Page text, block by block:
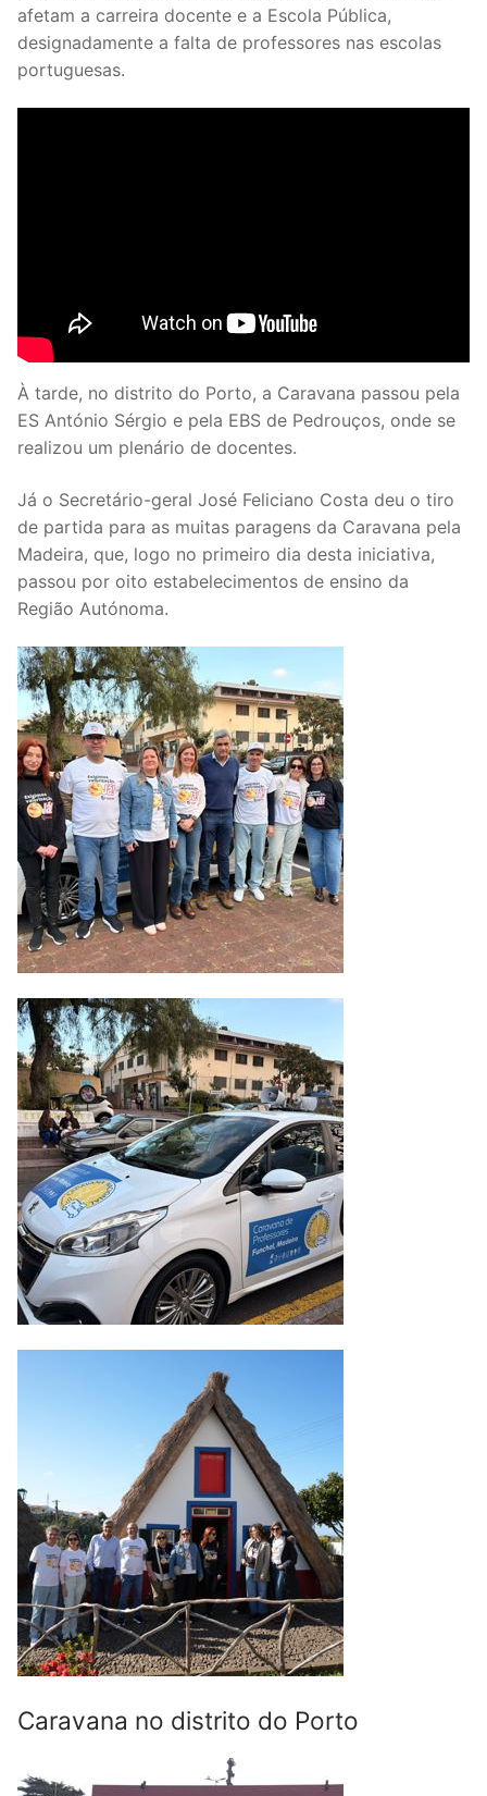
afetam a carreira docente e a Escola Pública,
designadamente a falta de professores nas escolas
portuguesas.
À tarde, no distrito do Porto, a Caravana passou pela
ES António Sérgio e pela EBS de Pedrouços, onde se
realizou um plenário de docentes.
Já o Secretário-geral José Feliciano Costa deu o tiro
de partida para as muitas paragens da Caravana pela
Madeira, que, logo no primeiro dia desta iniciativa,
passou por oito estabelecimentos de ensino da
Região Autónoma.
Caravana no distrito do Porto